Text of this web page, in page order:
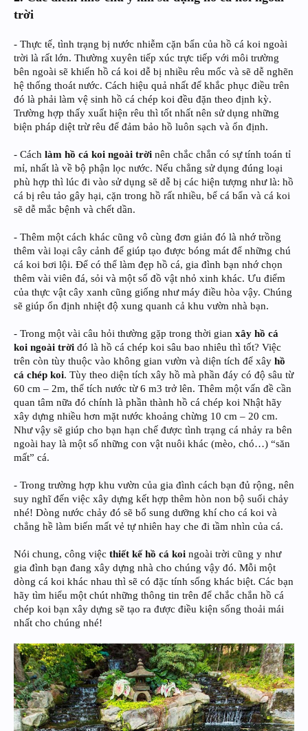
trời
- Thực tế, tình trạng bị nước nhiễm cặn bẩn của hồ cá koi ngoài
trời là rất lớn. Thường xuyên tiếp xúc trực tiếp với môi trường
bên ngoài sẽ khiến hồ cá koi dễ bị nhiều rêu mốc và sẽ dễ nghẽn
hệ thống thoát nước. Cách hiệu quả nhất để khắc phục điều trên
đó là phải làm vệ sinh hồ cá chép koi đều đặn theo định kỳ.
Trường hợp thấy xuất hiện rêu thì tốt nhất nên sử dụng những
biện pháp diệt trừ rêu để đảm bảo hồ luôn sạch và ổn định.
- Cách làm hồ cá koi ngoài trời nên chắc chắn có sự tính toán tỉ
mỉ, nhất là về bộ phận lọc nước. Nếu chẳng sử dụng đúng loại
phù hợp thì lúc đi vào sử dụng sẽ dễ bị các hiện tượng như là: hồ
cá bị rêu tảo gây hại, cặn trong hồ rất nhiều, bể cá bẩn và cá koi
sẽ dễ mắc bệnh và chết dần.
- Thêm một cách khác cũng vô cùng đơn giản đó là nhớ trồng
thêm vài loại cây cảnh để giúp tạo được bóng mát để những chú
cá koi bơi lội. Để có thể làm đẹp hồ cá, gia đình bạn nhớ chọn
thêm vài viên đá, sỏi và một số đồ vật nhỏ xinh khác. Ưu điểm
của thực vật cây xanh cũng giống như máy điều hòa vậy. Chúng
sẽ giúp ổn định nhiệt độ xung quanh cả khu vườn nhà bạn.
- Trong một vài câu hỏi thường gặp trong thời gian xây hồ cá
koi ngoài trời đó là hồ cá chép koi sâu bao nhiêu thì tốt? Việc
trên còn tùy thuộc vào không gian vườn và diện tích để xây hồ
cá chép koi. Tùy theo diện tích xây hồ mà phần đáy có độ sâu từ
60 cm – 2m, thể tích nước từ 6 m3 trở lên. Thêm một vấn đề cần
quan tâm nữa đó chính là phần thành hồ cá chép koi Nhật hãy
xây dựng nhiều hơn mặt nước khoảng chừng 10 cm – 20 cm.
Như vậy sẽ giúp cho bạn hạn chế được tình trạng cá nhảy ra bên
ngoài hay là một số những con vật nuôi khác (mèo, chó…) “săn
mất” cá.
- Trong trường hợp khu vườn của gia đình cách bạn đủ rộng, nên
suy nghĩ đến việc xây dựng kết hợp thêm hòn non bộ suối chảy
nhé! Dòng nước chảy đó sẽ bổ sung dưỡng khí cho cá koi và
chẳng hề làm biến mất vẻ tự nhiên hay che đi tầm nhìn của cá.
Nói chung, công việc thiết kế hồ cá koi ngoài trời cũng y như
gia đình bạn đang xây dựng nhà cho chúng vậy đó. Mỗi một
dòng cá koi khác nhau thì sẽ có đặc tính sống khác biệt. Các bạn
hãy tìm hiểu một chút những thông tin trên để chắc chắn hồ cá
chép koi bạn xây dựng sẽ tạo ra được điều kiện sống thoải mái
nhất cho chúng nhé!